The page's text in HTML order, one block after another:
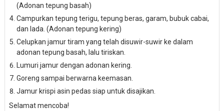
(Adonan tepung basah)
Campurkan tepung terigu, tepung beras, garam, bubuk cabai,
dan lada. (Adonan tepung kering)
Celupkan jamur tiram yang telah disuwir-suwir ke dalam
adonan tepung basah, lalu tiriskan.
Lumuri jamur dengan adonan kering.
Goreng sampai berwarna keemasan.
Jamur krispi asin pedas siap untuk disajikan.
Selamat mencoba!